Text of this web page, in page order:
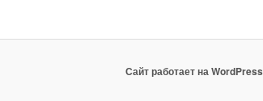
Сайт работает на WordPress